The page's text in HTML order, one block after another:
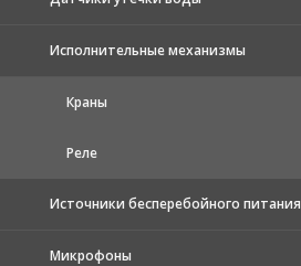
Исполнительные механизмы
Краны
Реле
Источники бесперебойного питания
Микрофоны